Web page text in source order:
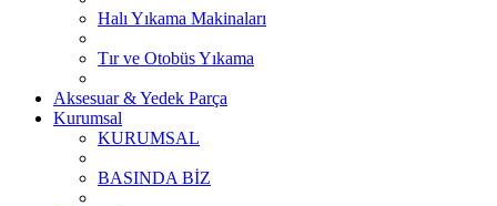
Halı Yıkama Makinaları
Tır ve Otobüs Yıkama
Aksesuar & Yedek Parça
Kurumsal
KURUMSAL
BASINDA BİZ